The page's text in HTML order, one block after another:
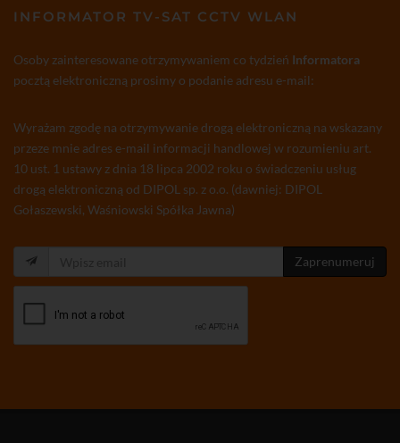
INFORMATOR TV-SAT CCTV WLAN
Osoby zainteresowane otrzymywaniem co tydzień Informatora
pocztą elektroniczną prosimy o podanie adresu e-mail:
Wyrażam zgodę na otrzymywanie drogą elektroniczną na wskazany
przeze mnie adres e-mail informacji handlowej w rozumieniu art.
10 ust. 1 ustawy z dnia 18 lipca 2002 roku o świadczeniu usług
drogą elektroniczną od DIPOL sp. z o.o. (dawniej: DIPOL
Gołaszewski, Waśniowski Spółka Jawna)
Zaprenumeruj